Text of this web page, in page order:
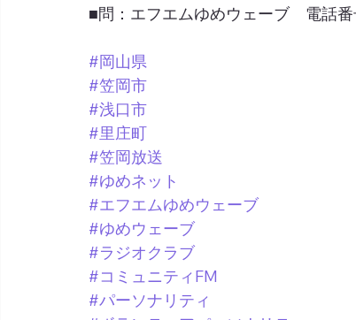
■問：エフエムゆめウェーブ　電話
#岡山県
#笠岡市
#浅口市
#里庄町
#笠岡放送
#ゆめネット
#エフエムゆめウェーブ
#ゆめウェーブ
#ラジオクラブ
#コミュニティFM
#パーソナリティ